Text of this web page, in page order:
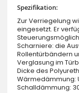
Spezifikation:
Zur Verriegelung
eingesetzt. Er
Scharniere: die
Rollentürbändern
Verglasung im
Dicke des
Wärmedämmung:
Schalldämmung: